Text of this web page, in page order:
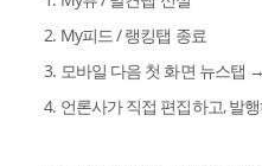
2. My피드 / 랭킹탭 종료
3. 모바일 다음 첫 화면 뉴스탭
4. 언론사가 직접 편집하고, 발